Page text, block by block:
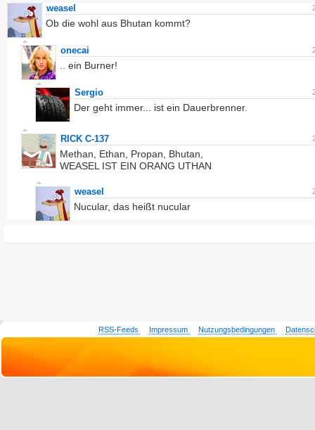
weasel
Ob die wohl aus Bhutan kommt?
onecai
.. ein Burner!
Sergio
Der geht immer... ist ein Dauerbrenner.
RICK C-137
Methan, Ethan, Propan, Bhutan,
WEASEL IST EIN ORANG UTHAN
weasel
Nucular, das heißt nucular
RSS-Feeds Impressum Nutzungsbedingungen